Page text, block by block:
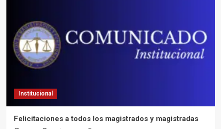
Institucional
Felicitaciones a todos los magistrados y magistradas